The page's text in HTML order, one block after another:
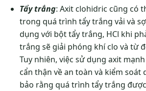
Tẩy trắng: Axit clohidric cũng có
trong quá trình tẩy trắng vải và
dụng với bột tẩy trắng, HCl khi
trắng sẽ giải phóng khí clo và từ
Tuy nhiên, việc sử dụng axit
cẩn thận về an toàn và kiểm soát
bảo rằng quá trình tẩy trắng